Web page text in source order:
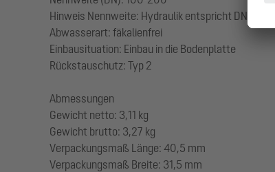
Hinweis Nennweite: Hydraulik entspricht DN 150
Abwasserart: fäkalienfrei
Einbausituation: Einbau in die Bodenplatte
Rückstauschutz: Typ 2
Abmessungen
Gewicht netto: 3,11 kg
Gewicht brutto: 3,27 kg
Verpackungsmaß Länge: 40,5 mm
Verpackungsmaß Breite: 31,5 mm